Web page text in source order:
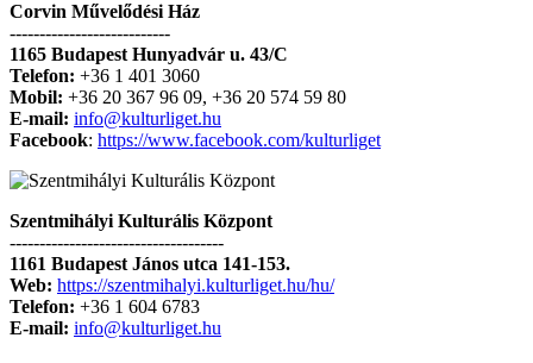
Corvin Művelődési Ház
---------------------------
1165 Budapest Hunyadvár u. 43/C
Telefon: +36 1 401 3060
Mobil: +36 20 367 96 09, +36 20 574 59 80
E-mail: info@kulturliget.hu
Facebook: https://www.facebook.com/kulturliget
Szentmihályi Kulturális Központ
------------------------------------
1161 Budapest János utca 141-153.
Web: https://szentmihalyi.kulturliget.hu/hu/
Telefon: +36 1 604 6783
E-mail: info@kulturliget.hu